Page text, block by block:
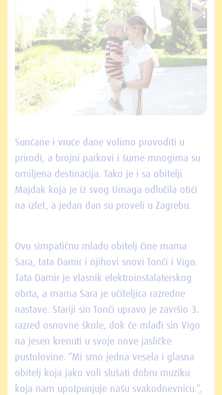
Sunčane i vruće dane volimo provoditi u
prirodi, a brojni parkovi i šume mnogima su
omiljena destinacija. Tako je i sa obitelji
Majdak koja je iz svog Umaga odlučila otići
na izlet, a jedan dan su proveli u Zagrebu.
Ovu simpatičnu mladu obitelj čine mama
Sara, tata Damir i njihovi snovi Tonči i Vigo.
Tata Damir je vlasnik elektroinstalaterskog
obrta, a mama Sara je učiteljica razredne
nastave. Stariji sin Tonči upravo je završio 3.
razred osnovne škole, dok će mlađi sin Vigo
na jesen krenuti u svoje nove jasličke
pustolovine. “Mi smo jedna vesela i glasna
obitelj koja jako voli slušati dobru muziku
koja nam upotpunjuje našu svakodnevnicu.”,